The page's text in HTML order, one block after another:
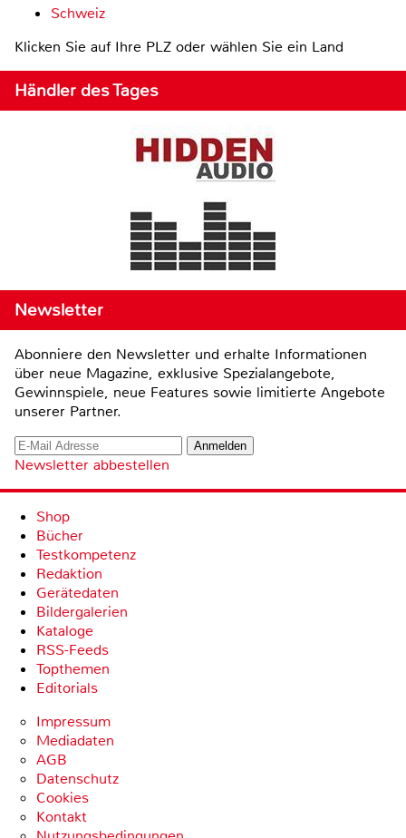
Schweiz
Klicken Sie auf Ihre PLZ oder wählen Sie ein Land
Händler des Tages
Newsletter
Abonniere den Newsletter und erhalte Informationen
über neue Magazine, exklusive Spezialangebote,
Gewinnspiele, neue Features sowie limitierte Angebote
unserer Partner.
Newsletter abbestellen
Shop
Bücher
Testkompetenz
Redaktion
Gerätedaten
Bildergalerien
Kataloge
RSS-Feeds
Topthemen
Editorials
Impressum
Mediadaten
AGB
Datenschutz
Cookies
Kontakt